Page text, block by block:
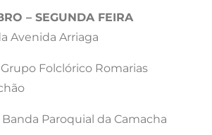
– SEGUNDA FEIRA
Avenida Arriaga
Grupo Folclórico Romarias
Banda Paroquial da Camacha